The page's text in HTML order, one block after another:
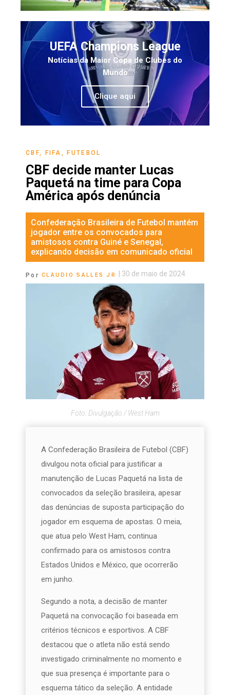
UEFA Champions League
Notícias da Maior Copa de Clubes do
Mundo
Clique aqui
CBF FIFA ,FUTEBOL
CBF decide manter Lucas
Paquetá na time para Copa
América após denúncia
Confederação Brasileira de Futebol mantém
jogador entre os convocados para
amistosos contra Guiné e Senegal,
explicando decisão em comunicado oficial
Por CLAUDIO SALLES JR 30 de maio de 2024
Foto: Divulgação / West Ham
A Confederação Brasileira de Futebol (CBF)
divulgou nota oficial para justificar a
manutenção de Lucas Paquetá na lista de
convocados da seleção brasileira, apesar
das denúncias de suposta participação do
jogador em esquema de apostas. O meia,
que atua pelo West Ham, continua
confirmado para os amistosos contra
Estados Unidos e México, que ocorrerão
em junho.
Segundo a nota, a decisão de manter
Paquetá na convocação foi baseada em
critérios técnicos e esportivos. A CBF
destacou que o atleta não está sendo
investigado criminalmente no momento e
que sua presença é importante para o
esquema tático da seleção. A entidade